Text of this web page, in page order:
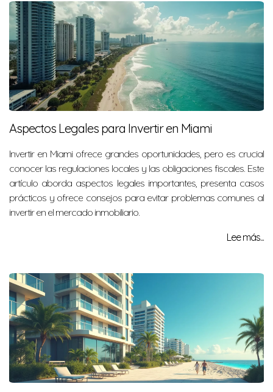
Aspectos Legales para Invertir en Miami
Invertir en Miami ofrece grandes oportunidades, pero es crucial
conocer las regulaciones locales y las obligaciones fiscales. Este
artículo aborda aspectos legales importantes, presenta casos
prácticos y ofrece consejos para evitar problemas comunes al
invertir en el mercado inmobiliario.
Lee más...